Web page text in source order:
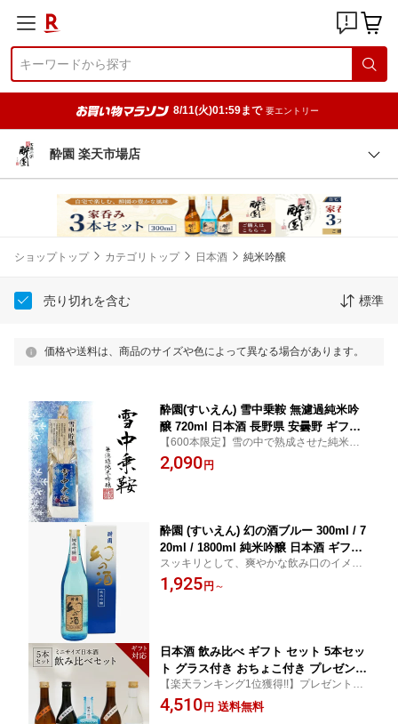
8/11(火)01:59まで 要エントリー
酔園 楽天市場店
ショップトップ カテゴリトップ 日本酒 純米吟醸
売り切れを含む 標準
価格や送料は、商品のサイズや色によって異なる場合があります。
酔園(すいえん) 雪中乗鞍 無濾過純米吟
醸 720ml 日本酒 長野県 安曇野 ギフト
プレゼント お花見 お中元 美味しい 人
気 飲みやすい 肉料理 魚料理 和食 焼肉
【600本限定】雪の中で熟成させた純米吟
醸酒!!
2,090 円
酔園 (すいえん) 幻の酒ブルー 300ml / 7
20ml / 1800ml 純米吟醸 日本酒 ギフト
プレゼント お中元 お歳暮 正月 大晦日
宅飲み 長野県 安曇野 送料無料 プレゼ
スッキリとして、爽やかな飲み口のイメー
ジを、信州安曇野の青い空と重ね合わせて
ボトルに表現 肉料理 魚料理 和食 焼肉 寿司
1,925 円 ～
日本酒 飲み比べ ギフト セット 5本セッ
ト グラス付き おちょこ付き プレゼント
酔園 宅飲み 長野県 安曇野 送料無料 お
取り寄せ 詰め合わせ 日本酒セット ミニ
【楽天ランキング1位獲得!!】プレゼントや
内祝いにも◎！北アルプスの麓長野県安曇
野市、恵まれた自然環境の中で醸す日本
4,510 円 送料無料